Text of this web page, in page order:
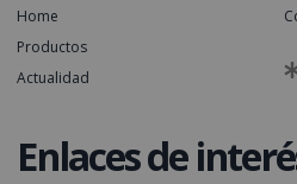
Home
Productos
Actualidad
Enlaces de